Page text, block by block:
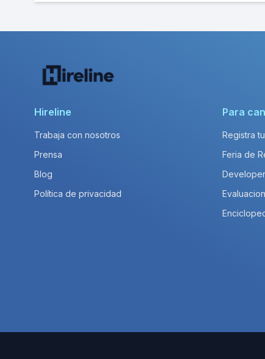
Hireline
Trabaja con nosotros
Prensa
Blog
Política de privacidad
Para
Registra
Feria de